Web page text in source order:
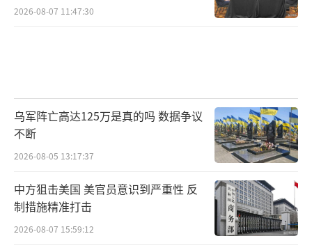
2026-08-07 11:47:30
乌军阵亡高达125万是真的吗 数据争议
不断
2026-08-05 13:17:37
中方狙击美国 美官员意识到严重性 反
制措施精准打击
2026-08-07 15:59:12